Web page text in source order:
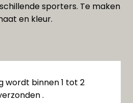
sporters. Te maken
en kleur.
wordt binnen 1 tot 2
.